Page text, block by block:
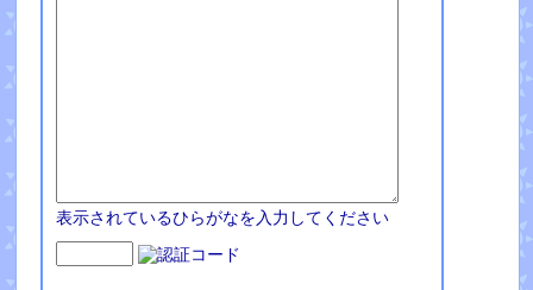
表示されているひらがなを入力してください